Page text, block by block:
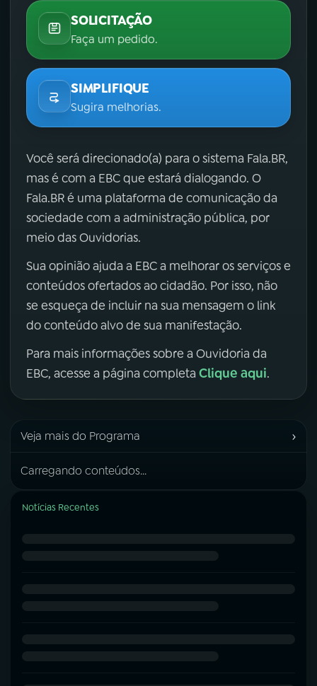
SOLICITAÇÃO
Faça um pedido.
SIMPLIFIQUE
Sugira melhorias.
Você será direcionado(a) para o sistema Fala.BR,
mas é com a EBC que estará dialogando. O
Fala.BR é uma plataforma de comunicação da
sociedade com a administração pública, por
meio das Ouvidorias.
Sua opinião ajuda a EBC a melhorar os serviços e
conteúdos ofertados ao cidadão. Por isso, não
se esqueça de incluir na sua mensagem o link
do conteúdo alvo de sua manifestação.
Para mais informações sobre a Ouvidoria da
EBC, acesse a página completa Clique aqui.
Veja mais do Programa ›
Carregando conteúdos...
Notícias Recentes